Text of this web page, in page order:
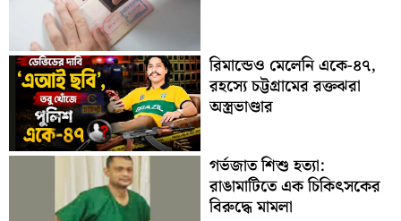
রিমান্ডেও মেলেনি একে-৪৭,
রহস্যে চট্টগ্রামের রক্তঝরা
অস্ত্রভাণ্ডার
গর্ভজাত শিশু হত্যা:
রাঙামাটিতে এক চিকিৎসকের
বিরুদ্ধে মামলা